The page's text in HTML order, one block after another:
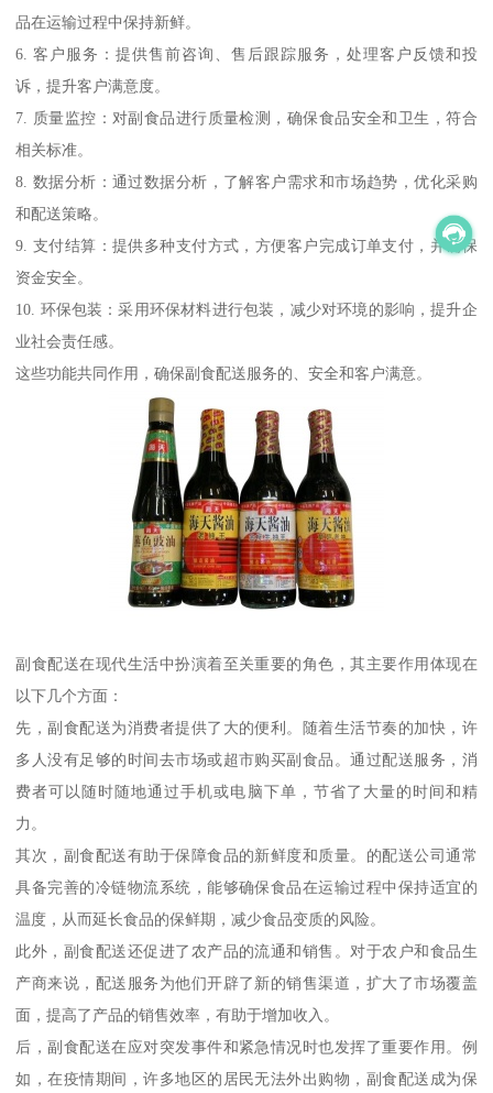
品在运输过程中保持新鲜。
6. 客户服务：提供售前咨询、售后跟踪服务，处理客户反馈和投
诉，提升客户满意度。
7. 质量监控：对副食品进行质量检测，确保食品安全和卫生，符合
相关标准。
8. 数据分析：通过数据分析，了解客户需求和市场趋势，优化采购
和配送策略。
9. 支付结算：提供多种支付方式，方便客户完成订单支付，并确保
资金安全。
10. 环保包装：采用环保材料进行包装，减少对环境的影响，提升企
业社会责任感。
这些功能共同作用，确保副食配送服务的、安全和客户满意。
副食配送在现代生活中扮演着至关重要的角色，其主要作用体现在
以下几个方面：
先，副食配送为消费者提供了大的便利。随着生活节奏的加快，许
多人没有足够的时间去市场或超市购买副食品。通过配送服务，消
费者可以随时随地通过手机或电脑下单，节省了大量的时间和精
力。
其次，副食配送有助于保障食品的新鲜度和质量。的配送公司通常
具备完善的冷链物流系统，能够确保食品在运输过程中保持适宜的
温度，从而延长食品的保鲜期，减少食品变质的风险。
此外，副食配送还促进了农产品的流通和销售。对于农户和食品生
产商来说，配送服务为他们开辟了新的销售渠道，扩大了市场覆盖
面，提高了产品的销售效率，有助于增加收入。
后，副食配送在应对突发事件和紧急情况时也发挥了重要作用。例
如，在疫情期间，许多地区的居民无法外出购物，副食配送成为保